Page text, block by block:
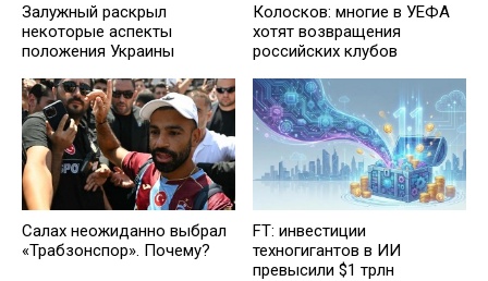
Залужный раскрыл
некоторые аспекты
положения Украины
Колосков: многие в УЕФА
хотят возвращения
российских клубов
Салах неожиданно выбрал
«Трабзонспор». Почему?
FT: инвестиции
техногигантов в ИИ
превысили $1 трлн